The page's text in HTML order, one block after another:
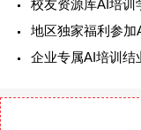
校友资源库AI培训
地区独家福利参
企业专属AI培训结